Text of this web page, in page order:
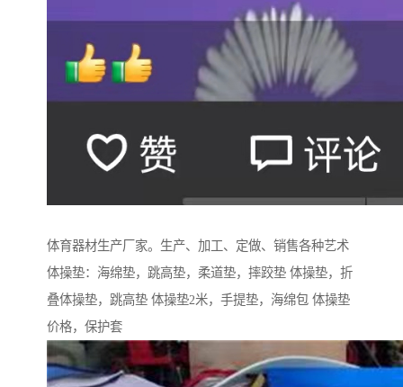
体育器材生产厂家。生产、加工、定做、销售各种艺术
体操垫：海绵垫，跳高垫，柔道垫，摔跤垫 体操垫，折
叠体操垫，跳高垫 体操垫2米，手提垫，海绵包 体操垫
价格，保护套